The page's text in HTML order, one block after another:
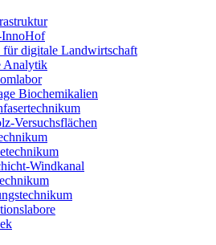
für digitale Landwirtschaft
Analytik
Biochemikalien
Versuchsflächen
Windkanal